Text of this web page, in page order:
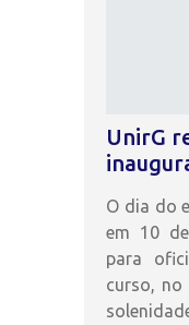
UnirG
O dia do
em 10
para
curso, no